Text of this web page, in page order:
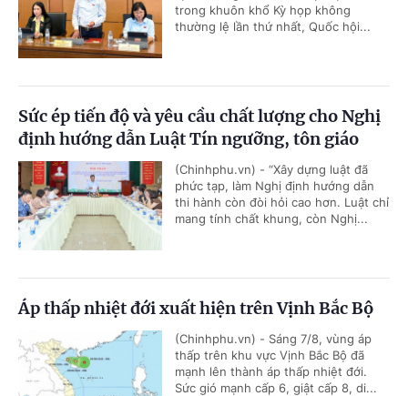
trong khuôn khổ Kỳ họp không
thường lệ lần thứ nhất, Quốc hội...
Sức ép tiến độ và yêu cầu chất lượng cho Nghị
định hướng dẫn Luật Tín ngưỡng, tôn giáo
(Chinhphu.vn) - “Xây dựng luật đã
phức tạp, làm Nghị định hướng dẫn
thi hành còn đòi hỏi cao hơn. Luật chỉ
mang tính chất khung, còn Nghị...
Áp thấp nhiệt đới xuất hiện trên Vịnh Bắc Bộ
(Chinhphu.vn) - Sáng 7/8, vùng áp
thấp trên khu vực Vịnh Bắc Bộ đã
mạnh lên thành áp thấp nhiệt đới.
Sức gió mạnh cấp 6, giật cấp 8, di...